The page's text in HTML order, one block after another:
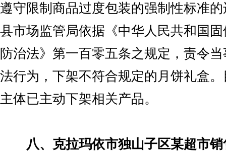
遵守限制商品过度包装的强制性标准
县市场监管局依据《中华人民共和国
防治法》第一百零五条之规定，责令
法行为，下架不符合规定的月饼礼盒
主体已主动下架相关产品。
八、克拉玛依市独山子区某超市